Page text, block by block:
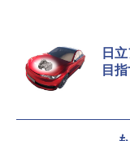
日
目